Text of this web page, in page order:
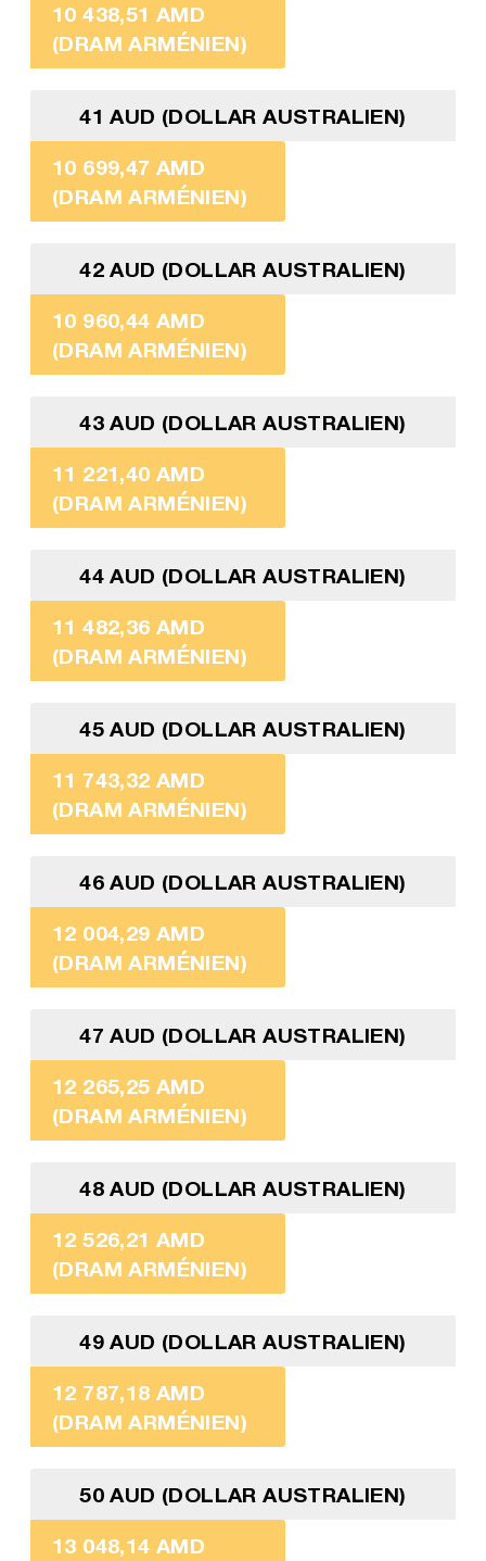
10 438,51 AMD
(DRAM ARMÉNIEN)
41 AUD (DOLLAR AUSTRALIEN)
10 699,47 AMD
(DRAM ARMÉNIEN)
42 AUD (DOLLAR AUSTRALIEN)
10 960,44 AMD
(DRAM ARMÉNIEN)
43 AUD (DOLLAR AUSTRALIEN)
11 221,40 AMD
(DRAM ARMÉNIEN)
44 AUD (DOLLAR AUSTRALIEN)
11 482,36 AMD
(DRAM ARMÉNIEN)
45 AUD (DOLLAR AUSTRALIEN)
11 743,32 AMD
(DRAM ARMÉNIEN)
46 AUD (DOLLAR AUSTRALIEN)
12 004,29 AMD
(DRAM ARMÉNIEN)
47 AUD (DOLLAR AUSTRALIEN)
12 265,25 AMD
(DRAM ARMÉNIEN)
48 AUD (DOLLAR AUSTRALIEN)
12 526,21 AMD
(DRAM ARMÉNIEN)
49 AUD (DOLLAR AUSTRALIEN)
12 787,18 AMD
(DRAM ARMÉNIEN)
50 AUD (DOLLAR AUSTRALIEN)
13 048,14 AMD